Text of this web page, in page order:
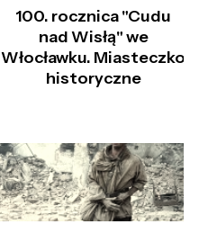
100. rocznica "Cudu
nad Wisłą" we
Włocławku. Miasteczko
historyczne